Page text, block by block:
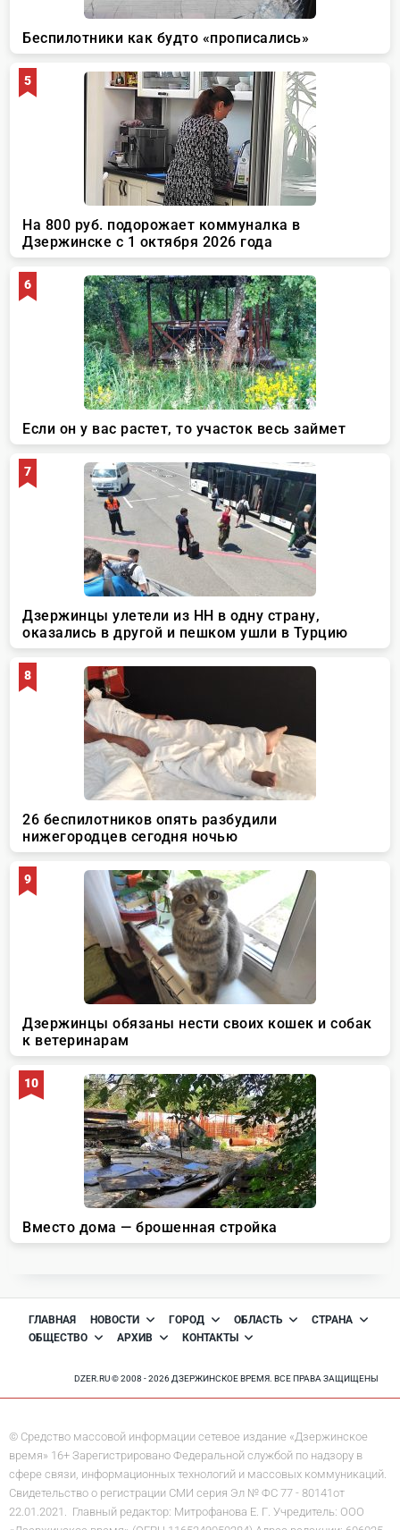
ГЛАВНАЯ НОВОСТИ ГОРОД ОБЛАСТЬ
СТРАНА
ОБЩЕСТВО
АРХИВ КОНТАКТЫ
DZER.RU © 2008 - 2026 ДЗЕРЖИНСКОЕ ВРЕМЯ. ВСЕ ПРАВА ЗАЩИЩЕНЫ
© Средство массовой информации сетевое издание «Дзержинское
время» 16+ Зарегистрировано Федеральной службой по надзору в
сфере связи, информационных технологий и массовых коммуникаций.
Свидетельство о регистрации СМИ серия Эл № ФС 77 - 80141от
22.01.2021. Главный редактор: Митрофанова Е. Г. Учредитель: ООО